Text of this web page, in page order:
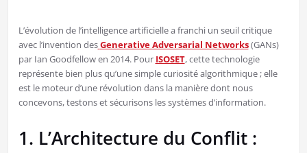
L’évolution de l’intelligence artificielle a franchi un seuil critique
avec l’invention desGenerative Adversarial Networks(GANs)
par Ian Goodfellow en 2014. Pour ISOSET, cette technologie
représente bien plus qu’une simple curiosité algorithmique ; elle
est le moteur d’une révolution dans la manière dont nous
concevons, testons et sécurisons les systèmes d’information.
1. L’Architecture du Conflit :